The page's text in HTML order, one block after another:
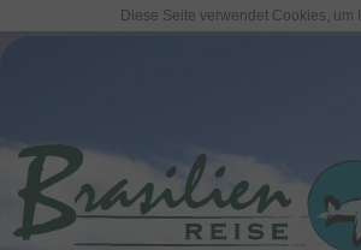
Diese Seite verwendet Cookies,